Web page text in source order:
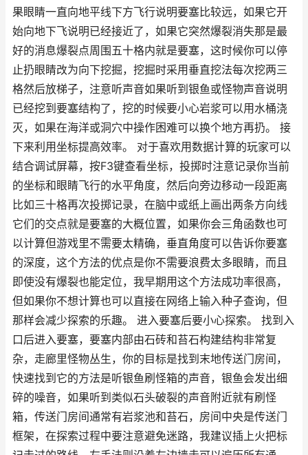
果眼睛一直向地平线下方飞行说明要塞比较远，如果它开
始向地下飞说明已经接近了，如果它突然爆裂消失那是最
好的消息爆裂点周围五十格内就是要塞，这时候你可以停
止扔眼睛改为向下挖掘，挖掘时采用垂直挖法每次挖两三
格然后放梯子，注意听声音如果听到银鱼或怪物声音说明
已经挖到要塞结构了，挖的时候要小心岩浆可以用水桶浇
灭，如果在海洋或洞穴中操作困难可以换个地方再扔。 接
下来利用坐标提高效率。 对于喜欢用数据计算的玩家可以
结合调试屏幕，按F3键查看坐标，投掷时注意记录你当前
的坐标和眼睛飞行的水平角度，然后向旁边移动一段距离
比如三十格再次投掷记录，在脑中或纸上画出两条方向线
它们的交点就是要塞的大概位置，如果你会三角函数也可
以计算但游戏里不需要太精确，垂直角度可以告诉你要塞
的深度，这个方法的优点是你不需要浪费太多眼睛，而且
即使没有爆裂也能定位，我早期用这个方法成功率很高，
但如果你不想计算也可以直接在网络上输入种子查询，但
那样会减少探索的乐趣。 进入要塞后要小心探索。 找到入
口后进入要塞，要塞内部由石砖和苔石构建结构非常复
杂，走廊里怪物丛生，你的目标是找到末地传送门房间，
快速找到它的方法是听银鱼刷怪箱的声音，银鱼会发出细
碎的噪音，如果听到类似石头破裂的声音附近就有刷怪
箱，传送门房间通常有岩浆池和苔石，房间中央是传送门
框架，在探索过程中要注意避免迷路，我建议插上火把标